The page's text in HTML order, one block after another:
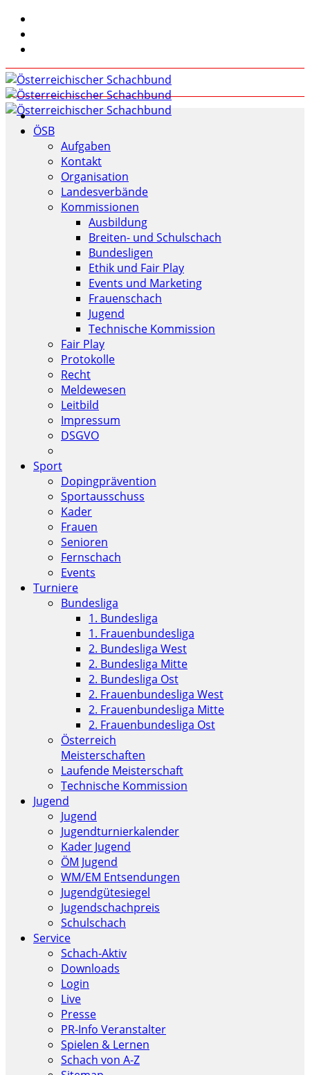
ÖSB
Aufgaben
Kontakt
Organisation
Landesverbände
Kommissionen
Ausbildung
Breiten- und Schulschach
Bundesligen
Ethik und Fair Play
Events und Marketing
Frauenschach
Jugend
Technische Kommission
Fair Play
Protokolle
Recht
Meldewesen
Leitbild
Impressum
DSGVO
Sport
Dopingprävention
Sportausschuss
Kader
Frauen
Senioren
Fernschach
Events
Turniere
Bundesliga
1. Bundesliga
1. Frauenbundesliga
2. Bundesliga West
2. Bundesliga Mitte
2. Bundesliga Ost
2. Frauenbundesliga West
2. Frauenbundesliga Mitte
2. Frauenbundesliga Ost
Österreich
Meisterschaften
Laufende Meisterschaft
Technische Kommission
Jugend
Jugend
Jugendturnierkalender
Kader Jugend
ÖM Jugend
WM/EM Entsendungen
Jugendgütesiegel
Jugendschachpreis
Schulschach
Service
Schach-Aktiv
Downloads
Login
Live
Presse
PR-Info Veranstalter
Spielen & Lernen
Schach von A-Z